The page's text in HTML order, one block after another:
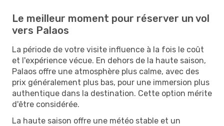
Le meilleur moment pour réserver un vol
vers Palaos
La période de votre visite influence à la fois le coût
et l'expérience vécue. En dehors de la haute saison,
Palaos offre une atmosphère plus calme, avec des
prix généralement plus bas, pour une immersion plus
authentique dans la destination. Cette option mérite
d'être considérée.
La haute saison offre une météo stable et un